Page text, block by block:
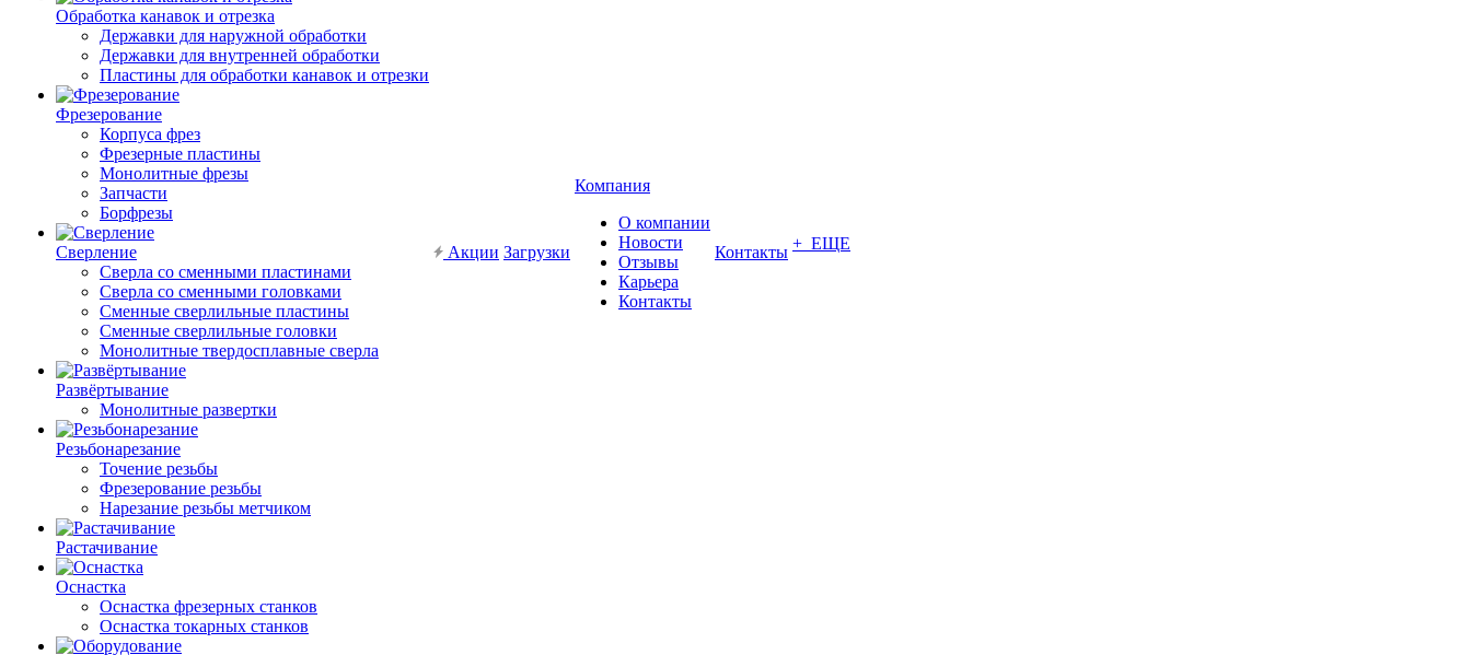
Обработка канавок и отрезка
Державки для наружной обработки
Державки для внутренней обработки
Пластины для обработки канавок и отрезки
Фрезерование
Корпуса фрез
Фрезерные пластины
Монолитные фрезы
Запчасти
Борфрезы
Сверление
Сверла со сменными пластинами
Сверла со сменными головками
Сменные сверлильные пластины
Сменные сверлильные головки
Монолитные твердосплавные сверла
Развёртывание
Монолитные развертки
Резьбонарезание
Точение резьбы
Фрезерование резьбы
Нарезание резьбы метчиком
Растачивание
Оснастка
Оснастка фрезерных станков
Оснастка токарных станков
Акции Загрузки
Компания
О компании
Новости
Отзывы
Карьера
Контакты
Контакты + ЕЩЕ